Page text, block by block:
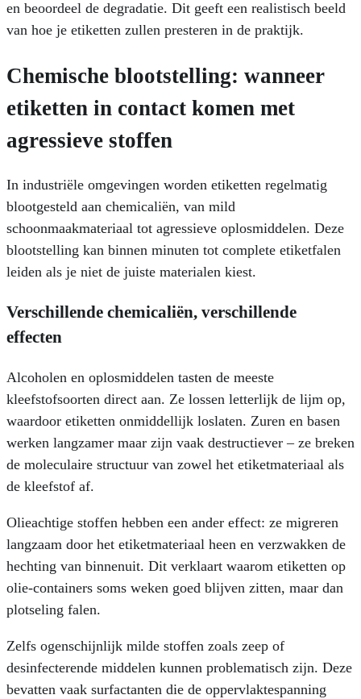
en beoordeel de degradatie. Dit geeft een realistisch beeld
van hoe je etiketten zullen presteren in de praktijk.
Chemische blootstelling: wanneer
etiketten in contact komen met
agressieve stoffen
In industriële omgevingen worden etiketten regelmatig
blootgesteld aan chemicaliën, van mild
schoonmaakmateriaal tot agressieve oplosmiddelen. Deze
blootstelling kan binnen minuten tot complete etiketfalen
leiden als je niet de juiste materialen kiest.
Verschillende chemicaliën, verschillende
effecten
Alcoholen en oplosmiddelen tasten de meeste
kleefstofsoorten direct aan. Ze lossen letterlijk de lijm op,
waardoor etiketten onmiddellijk loslaten. Zuren en basen
werken langzamer maar zijn vaak destructiever – ze breken
de moleculaire structuur van zowel het etiketmateriaal als
de kleefstof af.
Olieachtige stoffen hebben een ander effect: ze migreren
langzaam door het etiketmateriaal heen en verzwakken de
hechting van binnenuit. Dit verklaart waarom etiketten op
olie-containers soms weken goed blijven zitten, maar dan
plotseling falen.
Zelfs ogenschijnlijk milde stoffen zoals zeep of
desinfecterende middelen kunnen problematisch zijn. Deze
bevatten vaak surfactanten die de oppervlaktespanning